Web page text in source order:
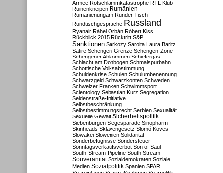
Armee Rotschlammkatastrophe RTL Klub
Ruinenkneipen Rumänien
Rumänienungarn Runder Tisch
Rundtischgespräche Russland
Ryanair Ráhel Orbán Róbert Kiss
Rückblick 2015 Rücktritt S&P
Sanktionen Sarkozy Sarolta Laura Baritz
Satire Schengen-Grenze Schengen-Zone
Schengener Abkommen Schiefergas
Schlacht am Donbogen Schmalspurbahn
Schottische Volksabstimmung
Schuldenkrise Schulen Schulumbenennung
Schwarzgeld Schwarzkonten Schweden
Schweizer Franken Schwimmsport
Scientology Sebastian Kurz Segregation
Seidenstraße-Initiative
Selbstbeschränkung
Selbstbestimmungsrecht Serbien Sexualität
Sexuelle Gewalt Sicherheitspolitik
Siebenbürgen Siegesparade Sinopharm
Skinheads Sklavengesetz Slomó Köves
Slowakei Slowenien Solidarität
Sonderbefugnisse Sondersteuer
Sonntagsverkaufsverbot Son of Saul
South-Stream-Pipeline South Stream
Souveränität Sozialdemokraten Soziale
Medien Sozialpolitik Spanien SPAR